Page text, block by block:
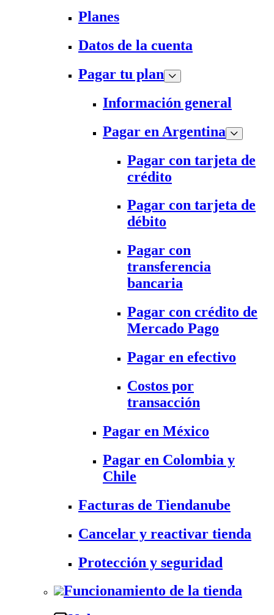
Planes
Datos de la cuenta
Pagar tu plan
Información general
Pagar en Argentina
Pagar con tarjeta de
crédito
Pagar con tarjeta de
débito
Pagar con
transferencia
bancaria
Pagar con crédito de
Mercado Pago
Pagar en efectivo
Costos por
transacción
Pagar en México
Pagar en Colombia y
Chile
Facturas de Tiendanube
Cancelar y reactivar tienda
Protección y seguridad
Funcionamiento de la tienda